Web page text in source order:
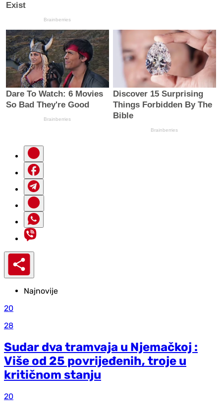
Najnovije
20
28
Sudar dva tramvaja u Njemačkoj :
Više od 25 povrijeđenih, troje u
kritičnom stanju
20